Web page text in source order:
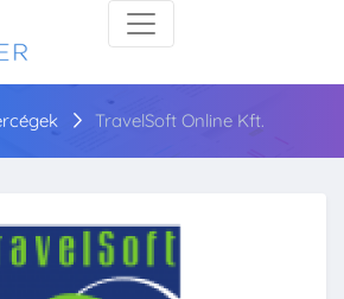
TravelSoft Online Kft.